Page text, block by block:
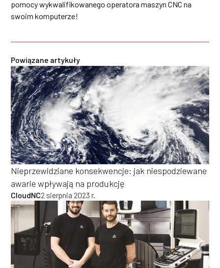
pomocy wykwalifikowanego operatora maszyn CNC na
swoim komputerze!
Powiązane artykuły
Nieprzewidziane konsekwencje: jak niespodziewane
awarie wpływają na produkcję
CloudNC2 sierpnia 2023 r.